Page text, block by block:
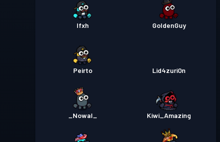
Ifxh GoldenGuy
Peirto Lid4zuri0n
_Nowal_ Kiwi_Amazing